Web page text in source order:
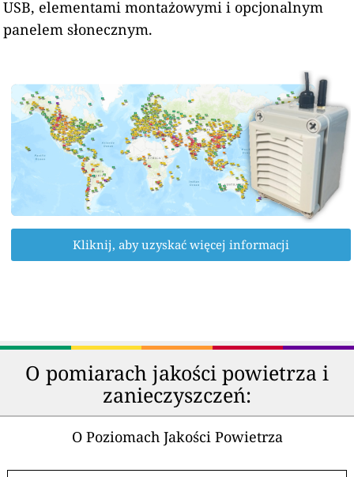
USB, elementami montażowymi i opcjonalnym
panelem słonecznym.
Kliknij, aby uzyskać więcej informacji
O pomiarach jakości powietrza i
zanieczyszczeń:
O Poziomach Jakości Powietrza